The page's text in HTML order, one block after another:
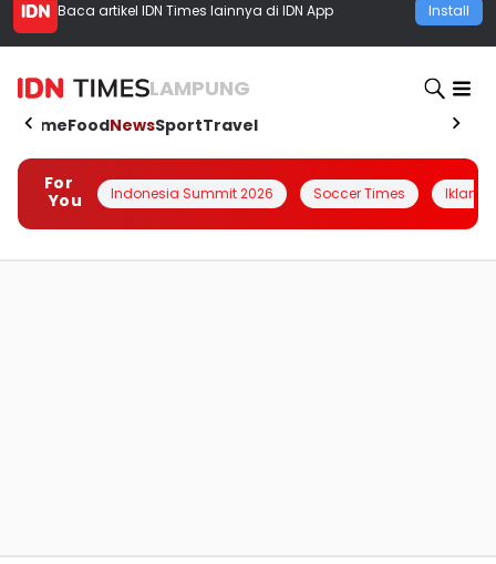
Baca artikel IDN Times lainnya di IDN App Install
LAMPUNG
HomeFoodNewsSportTravel
For
You
Indonesia Summit 2026 Soccer Times Iklanin